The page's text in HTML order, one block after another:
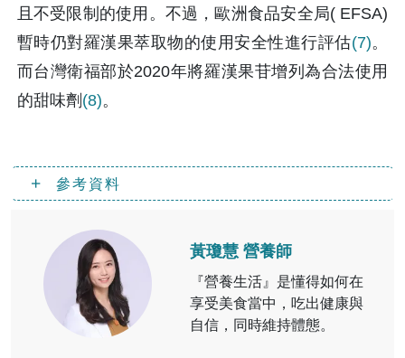
且不受限制的使用。不過，歐洲食品安全局( EFSA)
暫時仍對羅漢果萃取物的使用安全性進行評估(7)。
而台灣衛福部於2020年將羅漢果苷增列為合法使用
的甜味劑 (8)。
參考資料
黃瓊慧 營養師
『營養生活』是懂得如何在
享受美食當中，吃出健康與
自信，同時維持體態。